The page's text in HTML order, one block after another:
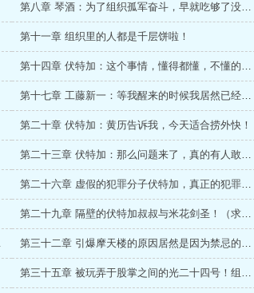
第八章 琴酒：为了组织孤军奋斗，早就吃够了没钱的苦~
第十一章 组织里的人都是千层饼啦！
第十四章 伏特加：这个事情，懂得都懂，不懂的说了你也不懂，所以
第十七章 工藤新一：等我醒来的时候我居然已经换声优了！
第二十章 伏特加：黄历告诉我，今天适合捞外快！
第二十三章 伏特加：那么问题来了，真的有人敢冒充我和琴酒大哥吗？
第二十六章 虚假的犯罪分子伏特加，真正的犯罪分子江户川柯南！（求追读！）
第二十九章 隔壁的伏特加叔叔与米花剑圣！（求追读！）
（） 第三十二章 引爆摩天楼的原因居然是因为禁忌的爱恋！（大雾，求追读！）
第三十五章 被玩弄于股掌之间的光二十四号！组织的失利？（大章求追读！）